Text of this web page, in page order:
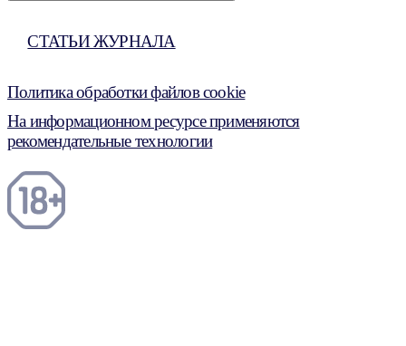
СТАТЬИ ЖУРНАЛА
Политика обработки файлов cookie
На информационном ресурсе применяются
рекомендательные технологии